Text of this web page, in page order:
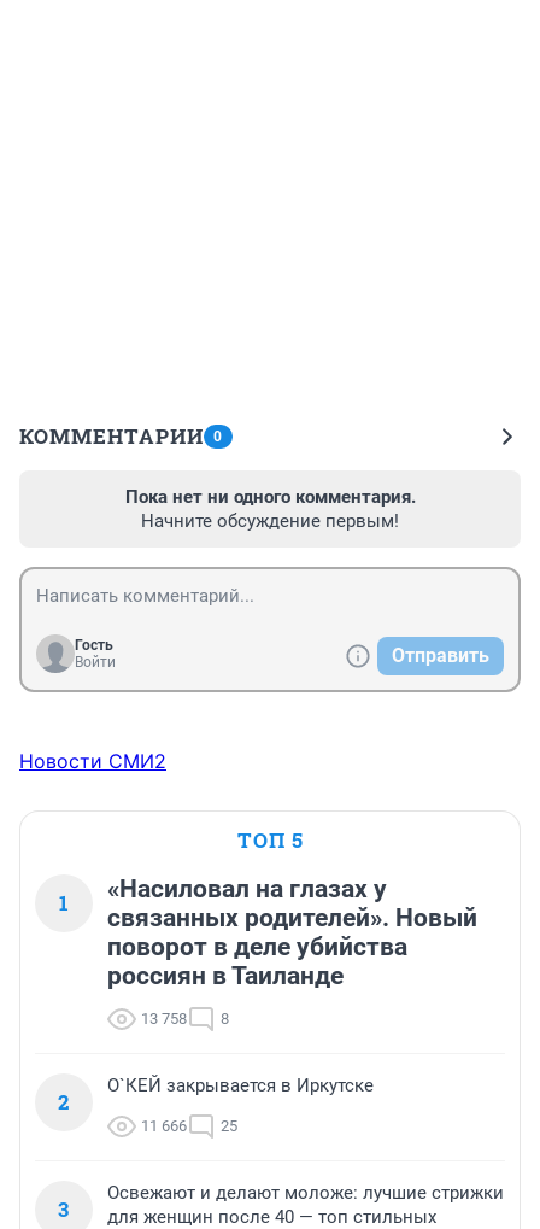
КОММЕНТАРИИ 0
Пока нет ни одного комментария.
Начните обсуждение первым!
Гость
Войти
Отправить
Новости СМИ2
ТОП 5
1
«Насиловал на глазах у
связанных родителей». Новый
поворот в деле убийства
россиян в Таиланде
13 758 8
2
О`КЕЙ закрывается в Иркутске
11 666 25
3
Освежают и делают моложе: лучшие стрижки
для женщин после 40 — топ стильных